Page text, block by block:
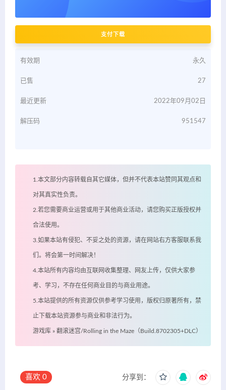
支付下载
有效期 永久
已售 27
最近更新 2022年09月02日
解压码 951547
1.本文部分内容转载自其它媒体，但并不代表本站赞同其观点和
对其真实性负责。
2.若您需要商业运营或用于其他商业活动，请您购买正版授权并
合法使用。
3.如果本站有侵犯、不妥之处的资源，请在网站右方客服联系我
们。将会第一时间解决！
4.本站所有内容均由互联网收集整理、网友上传，仅供大家参
考、学习，不存在任何商业目的与商业用途。
5.本站提供的所有资源仅供参考学习使用，版权归原著所有，禁
止下载本站资源参与商业和非法行为。
游戏库 » 翻滚迷宫/Rolling in the Maze（Build.8702305+DLC）
喜欢 0 分享到：